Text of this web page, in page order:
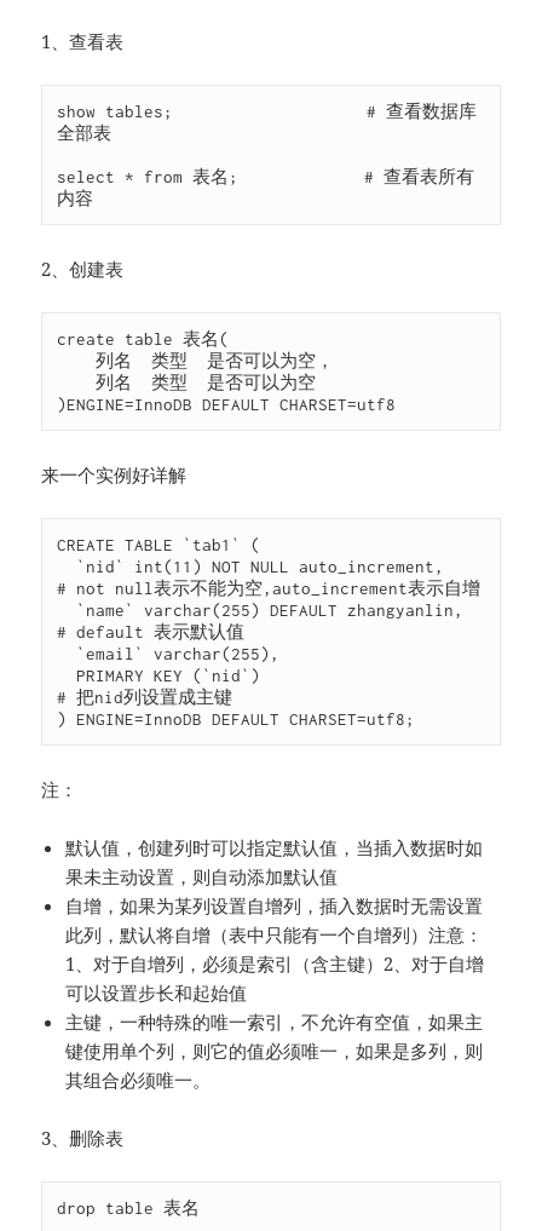
1、查看表
show tables;                    # 查看数据库
全部表
select * from 表名;             # 查看表所有
内容
2、创建表
create table 表名(
    列名  类型  是否可以为空，
    列名  类型  是否可以为空
)ENGINE=InnoDB DEFAULT CHARSET=utf8
来一个实例好详解
CREATE TABLE `tab1` (
# not null表示不能为空,auto_increment表示自增
# default 表示默认值
# 把nid列设置成主键
) ENGINE=InnoDB DEFAULT CHARSET=utf8;
注：
默认值，创建列时可以指定默认值，当插入数据时如
果未主动设置，则自动添加默认值
自增，如果为某列设置自增列，插入数据时无需设置
此列，默认将自增（表中只能有一个自增列）注意：
1、对于自增列，必须是索引（含主键）2、对于自增
可以设置步长和起始值
主键，一种特殊的唯一索引，不允许有空值，如果主
键使用单个列，则它的值必须唯一，如果是多列，则
其组合必须唯一。
3、删除表
drop table 表名